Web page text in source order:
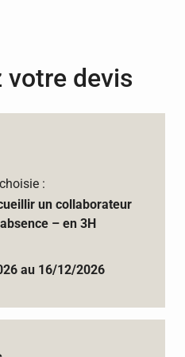
votre devis
:
un collaborateur
– en 3H
au 16/12/2026